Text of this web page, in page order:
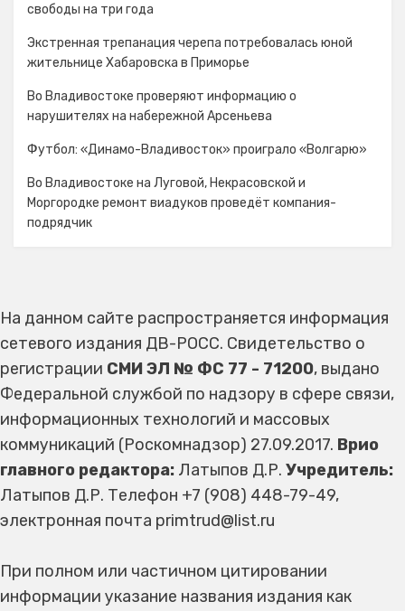
свободы на три года
Экстренная трепанация черепа потребовалась юной
жительнице Хабаровска в Приморье
Во Владивостоке проверяют информацию о
нарушителях на набережной Арсеньева
Футбол: «Динамо-Владивосток» проиграло «Волгарю»
Во Владивостоке на Луговой, Некрасовской и
Моргородке ремонт виадуков проведёт компания-
подрядчик
На данном сайте распространяется информация
сетевого издания ДВ-РОСС. Свидетельство о
регистрации СМИ ЭЛ № ФС 77 - 71200, выдано
Федеральной службой по надзору в сфере связи,
информационных технологий и массовых
коммуникаций (Роскомнадзор) 27.09.2017. Врио
главного редактора: Латыпов Д.Р. Учредитель:
Латыпов Д.Р. Телефон +7 (908) 448-79-49,
электронная почта primtrud@list.ru
При полном или частичном цитировании
информации указание названия издания как